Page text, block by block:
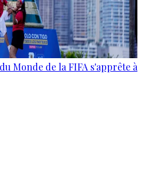
Monde de la FIFA s'apprête à